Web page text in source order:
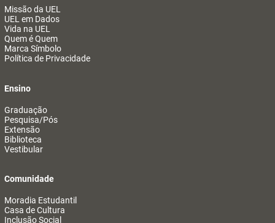
Missão da UEL
UEL em Dados
Vida na UEL
Quem é Quem
Marca Símbolo
Política de Privacidade
Ensino
Graduação
Pesquisa/Pós
Extensão
Biblioteca
Vestibular
Comunidade
Moradia Estudantil
Casa de Cultura
Inclusão Social